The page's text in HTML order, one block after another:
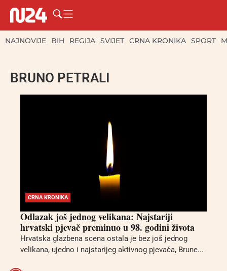
NAJNOVIJE BIH REGIJA SVIJET CRNA KRONIKA SPORT
BRUNO PETRALI
CRNA KRONIKA
Odlazak još jednog velikana: Najstariji
hrvatski pjevač preminuo u 98. godini života
Hrvatska glazbena scena ostala je bez još jednog
velikana, ujedno i najstarijeg aktivnog pjevača, Brune...